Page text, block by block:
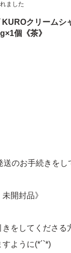
ました
クリームシ
個《茶》
のお手続きをし
開封品》
をしてくださる
ように(*´`*)